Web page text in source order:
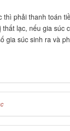
phải thanh toán
lạc, nếu gia súc
súc sinh ra và